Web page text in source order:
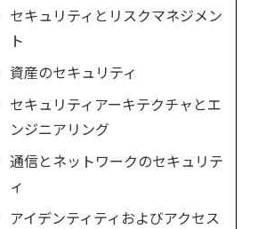
セキュリティとリスクマネジメン
ト
資産のセキュリティ
セキュリティアーキテクチャとエ
ンジニアリング
通信とネットワークのセキュリテ
ィ
アイデンティティおよびアクセス